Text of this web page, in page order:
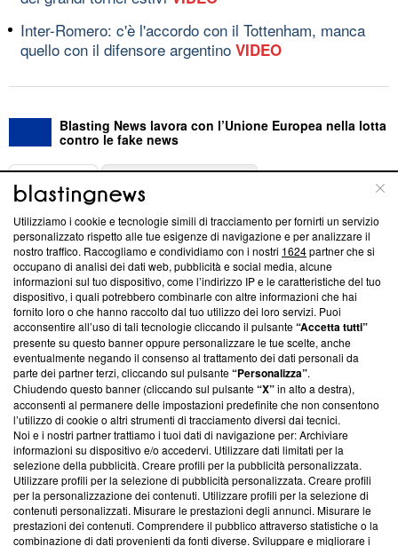
Inter-Romero: c'è l'accordo con il Tottenham, manca
quello con il difensore argentino VIDEO
Blasting News lavora con l’Unione Europea nella lotta
contro le fake news
ABOUT
Questa sezione offre informazioni trasparenti su Blasting
News, sui nostri processi editoriali e su come ci impegniamo a
creare news di qualità. Inoltre, afferma la nostra aderenza a
‘Trust Project - News with Integrity’Blasting News non è
ancora membro del programma, ma ha richiesto di farne
parte; Trust Project non ha ancora effettuato una verifica di
conformità agli standard.
Su di noi
Team editoriale
Corporate
Redazione
Informativa Privacy
Cookie Policy
Utilizziamo i cookie e tecnologie simili di tracciamento per fornirti un servizio
personalizzato rispetto alle tue esigenze di navigazione e per analizzare il
nostro traffico. Raccogliamo e condividiamo con i nostri 1624partner che si
occupano di analisi dei dati web, pubblicità e social media, alcune
informazioni sul tuo dispositivo, come l’indirizzo IP e le caratteristiche del tuo
dispositivo, i quali potrebbero combinarle con altre informazioni che hai
fornito loro o che hanno raccolto dal tuo utilizzo dei loro servizi. Puoi
acconsentire all’uso di tali tecnologie cliccando il pulsante“Accetta tutti”
presente su questo banner oppure personalizzare le tue scelte, anche
eventualmente negando il consenso al trattamento dei dati personali da
parte dei partner terzi, cliccando sul pulsante“Personalizza”.
Chiudendo questo banner (cliccando sul pulsante“X”in alto a destra),
acconsenti al permanere delle impostazioni predefinite che non consentono
l’utilizzo di cookie o altri strumenti di tracciamento diversi dai tecnici.
Noi e i nostri partner trattiamo i tuoi dati di navigazione per: Archiviare
informazioni su dispositivo e/o accedervi. Utilizzare dati limitati per la
selezione della pubblicità. Creare profili per la pubblicità personalizzata.
Utilizzare profili per la selezione di pubblicità personalizzata. Creare profili
per la personalizzazione dei contenuti. Utilizzare profili per la selezione di
contenuti personalizzati. Misurare le prestazioni degli annunci. Misurare le
prestazioni dei contenuti. Comprendere il pubblico attraverso statistiche o la
combinazione di dati provenienti da fonti diverse. Sviluppare e migliorare i